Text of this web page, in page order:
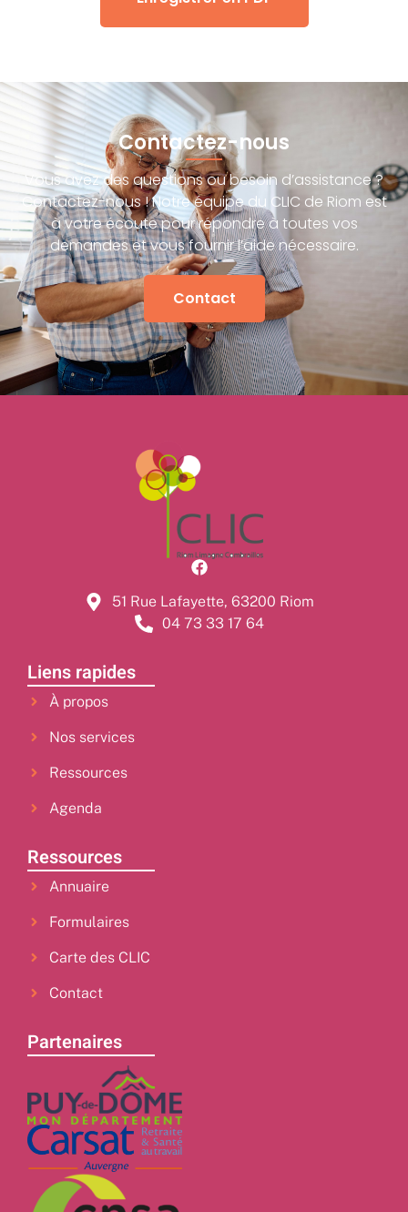
Contactez-nous
Vous avez des questions ou besoin d’assistance ?
Contactez-nous ! Notre équipe du CLIC de Riom est
à votre écoute pour répondre à toutes vos
demandes et vous fournir l’aide nécessaire.
Contact
51 Rue Lafayette, 63200 Riom
04 73 33 17 64
Liens rapides
À propos
Nos services
Ressources
Agenda
Ressources
Annuaire
Formulaires
Carte des CLIC
Contact
Partenaires